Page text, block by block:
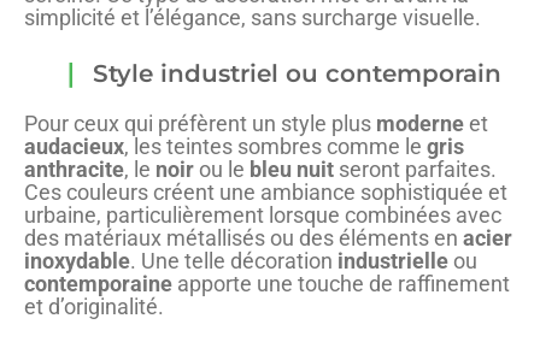
simplicité et l’élégance, sans surcharge visuelle.
Style industriel ou contemporain
Pour ceux qui préfèrent un style plus moderneet
audacieux, les teintes sombres comme le gris
anthracite, le noir ou le bleu nuit seront parfaites.
Ces couleurs créent une ambiance sophistiquée et
urbaine, particulièrement lorsque combinées avec
des matériaux métallisés ou des éléments en acier
inoxydable. Une telle décoration industrielle ou
contemporaine apporte une touche de raffinement
et d’originalité.